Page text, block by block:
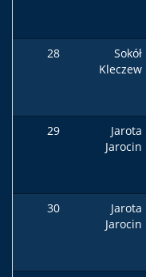
28
Sokół
Kleczew
29
Jarota
Jarocin
30
Jarota
Jarocin